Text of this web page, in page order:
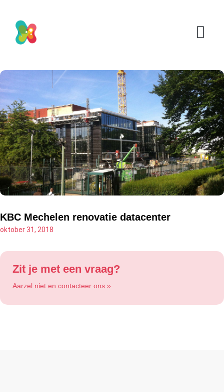
KBC Mechelen renovatie datacenter
oktober 31, 2018
Zit je met een vraag?
Aarzel niet en contacteer ons »